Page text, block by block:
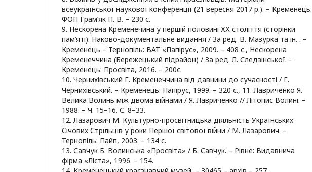
всеукраїнської наукової конференції (21 вересня 2017 р.). – Кременець:
ФОП Грам’як П. В. – 230 с.
9. Нескорена Кременечина у першій половині ХХ століття (сторінки
пам’яті): Наково-документальне видання / За ред. В. Мазурка та ін. . –
Кременець – Тернопіль: ВАТ «Папірус», 2009. – 408 с., Нескорена
Кременеччина (Бережецький підрайон) / За ред. Л. Следзінської. –
Кременець: Просвіта, 2016. – 200с.
10. Чернихівський Г. Кременеччина від давнини до сучасності / Г.
Чернихівський. – Кременець: Папірус, 1999. – 320 с., 11. Лавриченко Я.
Велика Волинь між двома війнами / Я. Лавриченко // Літопис Волині. –
1988. – Ч. 15–16. С. 8–33.
12. Лазарович М. Культурно-просвітницька діяльність Українських
Січових Стрільців у роки Першої світової війни / М. Лазарович. –
Тернопіль: Пайп, 2003. – 134 с.
13. Савчук Б. Волинська «Просвіта» / Б. Савчук. – Рівне: Видавнича
фірма «Ліста», 1996. – 154.